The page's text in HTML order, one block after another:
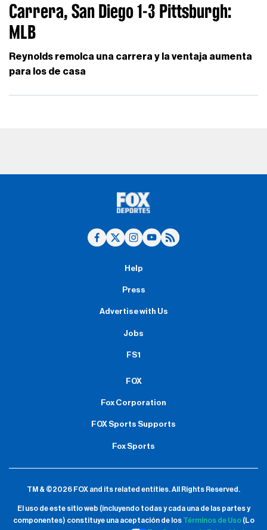
Carrera, San Diego 1-3 Pittsburgh:
MLB
Reynolds remolca una carrera y la ventaja aumenta
para los de casa
Help
Press
Advertise with Us
Jobs
FS1
FOX
Fox Corporation
FOX Sports Supports
Fox Sports
TM & ©2026 FOX and its related entities.All Rights Reserved.
El uso de este sitio web (incluyendo todas y cada una de las partes y
componentes) constituye una aceptación de los Términos de Uso(Lo